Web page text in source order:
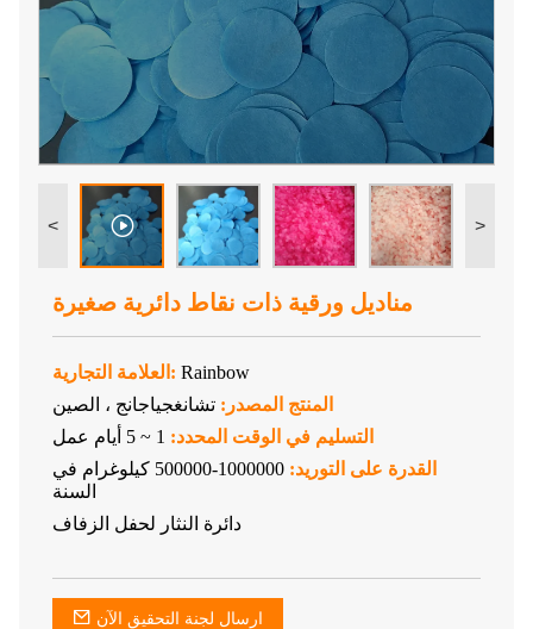
< >
مناديل ورقية ذات نقاط دائرية صغيرة
العلامة التجارية: Rainbow
المنتج المصدر: تشانغجياجانج ، الصين
التسليم في الوقت المحدد: 1 ~ 5 أيام عمل
القدرة على التوريد:
1000000-500000 كيلوغرام في
السنة
دائرة النثار لحفل الزفاف
ارسال لجنة التحقيق الآن